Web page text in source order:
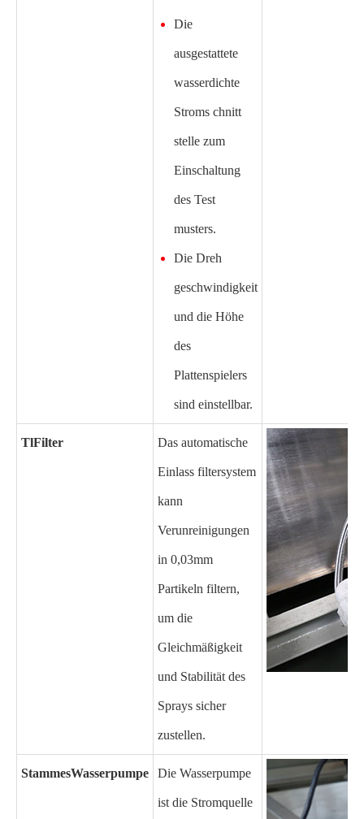
Die
ausgestattete
wasserdichte
Stroms chnitt
stelle zum
Einschaltung
des Test
musters.
Die Dreh
geschwindigkeit
und die Höhe
des
Plattenspielers
sind einstellbar.
TlFilter Das automatische
Einlass filtersystem
kann
Verunreinigungen
in 0,03mm
Partikeln filtern,
um die
Gleichmäßigkeit
und Stabilität des
Sprays sicher
zustellen.
StammesWasserpumpe Die Wasserpumpe
ist die Stromquelle